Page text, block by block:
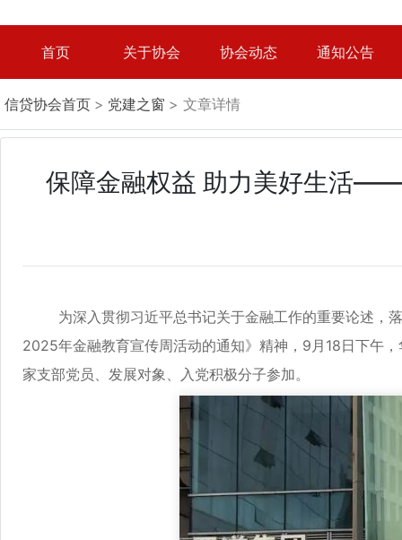
首页 关于协会 协会动态 通知公告
信贷协会首页 > 党建之窗 > 文章详情
保障金融权益 助力美好生活
为深入贯彻习近平总书记关于金融工作的重要论述，落
2025年金融教育宣传周活动的通知》精神，9月18日下午
家支部党员、发展对象、入党积极分子参加。